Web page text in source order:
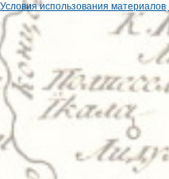
Условия использования материалов